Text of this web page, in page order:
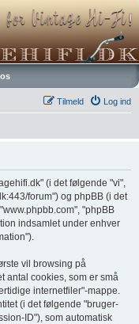
Log ind
Tilmeld
(i det følgende "vi",
forum") og phpBB (i det
"phpBB
indsamlet under enhver
vil browsing på
antal cookies, som er små
internetfiler"-mappe.
(i det følgende "bruger-
ID"), som automatisk